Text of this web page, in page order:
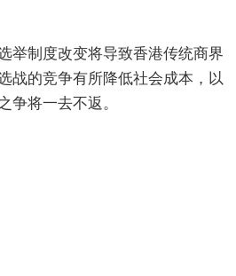
举制度改变将导致香港传统商界
战的竞争有所降低社会成本，以
争将一去不返。